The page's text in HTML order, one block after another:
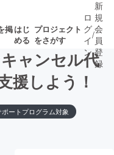
掲はじ
める
プロジェクト
をさがす
終了が近いプ
ェクト
もうすぐ公開
されます
ロ
グ
イ
ン
/
新
規
会
員
登
録
ャンセル代
援しよう！
ポートプログラム対象